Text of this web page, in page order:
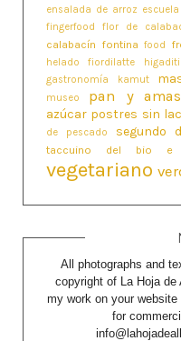
ensalada de arroz
fingerfood
flor de
calabacín fontina food
helado fiordilatte
gastronomía
kamut
museo pan y
azúcar postres sin
de pescado
segundo
taccuino del bio e
vegetariano
All photographs and
copyright of La Hoja
my work on your
for